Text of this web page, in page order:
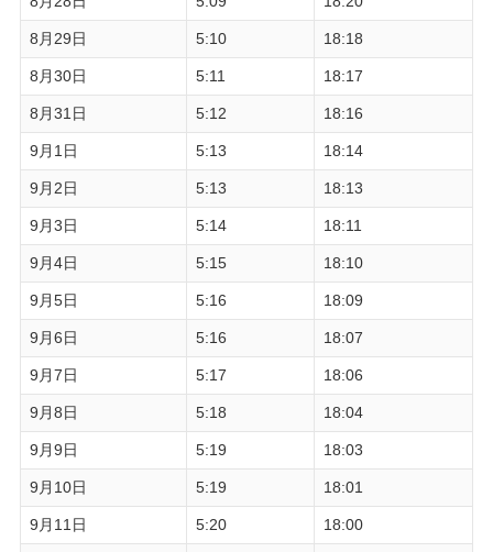
8月29日 5:10 18:18
8月30日 5:11 18:17
8月31日 5:12 18:16
9月1日 5:13 18:14
9月2日 5:13 18:13
9月3日 5:14 18:11
9月4日 5:15 18:10
9月5日 5:16 18:09
9月6日 5:16 18:07
9月7日 5:17 18:06
9月8日 5:18 18:04
9月9日 5:19 18:03
9月10日 5:19 18:01
9月11日 5:20 18:00